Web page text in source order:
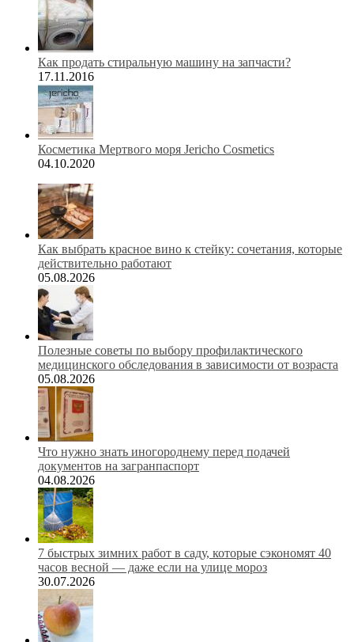
Как продать стиральную машину на запчасти?
17.11.2016
Косметика Мертвого моря Jericho Cosmetics
04.10.2020
Как выбрать красное вино к стейку: сочетания, которые
действительно работают
05.08.2026
Полезные советы по выбору профилактического
медицинского обследования в зависимости от возраста
05.08.2026
Что нужно знать иногороднему перед подачей
документов на загранпаспорт
04.08.2026
7 быстрых зимних работ в саду, которые сэкономят 40
часов весной — даже если на улице мороз
30.07.2026